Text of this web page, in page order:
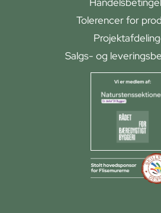
Tolerencer for
Salgs- og